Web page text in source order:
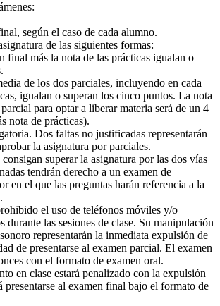
según el caso de cada alumno.
de las siguientes formas:
final más la nota de las prácticas igualan o
de los dos parciales, incluyendo en cada
igualan o superan los cinco puntos. La nota
para optar a liberar materia será de un 4
nota de prácticas).
Dos faltas no justificadas representarán
la asignatura por parciales.
superar la asignatura por las dos vías
tendrán derecho a un examen de
en el que las preguntas harán referencia a la
el uso de teléfonos móviles y/o
durante las sesiones de clase. Su manipulación
representarán la inmediata expulsión de
de presentarse al examen parcial. El examen
con el formato de examen oral.
en clase estará penalizado con la expulsión
presentarse al examen final bajo el formato de